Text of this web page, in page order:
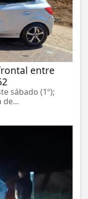
entre
sábado (1º);